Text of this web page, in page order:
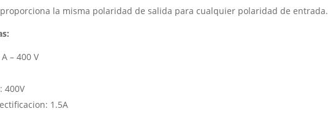
la misma polaridad de salida para cualquier polaridad de entrada.
– 400 V
400V
1.5A